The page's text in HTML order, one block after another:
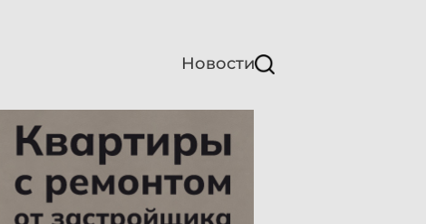
Новости